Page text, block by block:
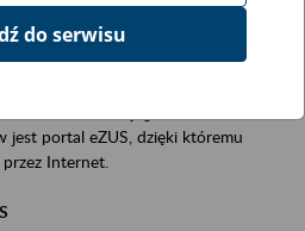
ZUS eZUS
jest portal eZUS, dzięki któremu
Internet.
do serwisu